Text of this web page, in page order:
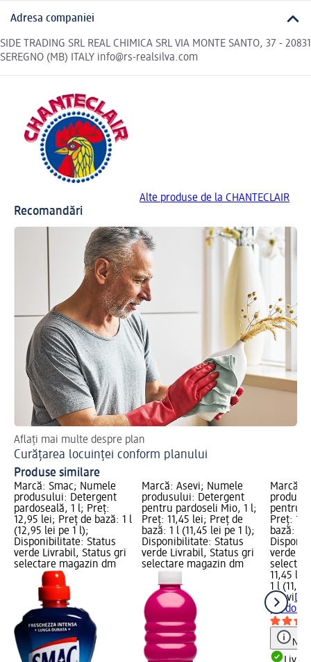
Adresa companiei
SIDE TRADING SRL REAL CHIMICA SRL VIA MONTE SANTO, 37 - 20831
SEREGNO (MB) ITALY info@rs-realsilva.com
Alte produse de la CHANTECLAIR
Recomandări
Aflați mai multe despre plan
Curățarea locuinței conform planului
Produse similare
Marcă: Smac; Numele
produsului: Detergent
pardoseală, 1 l; Preț:
12,95 lei; Preț de bază: 1 l
(12,95 lei pe 1 l);
Disponibilitate: Status
verde Livrabil, Status gri
selectare magazin dm
Marcă: Asevi; Numele
produsului: Detergent
pentru pardoseli Mio, 1 l;
Preț: 11,45 lei; Preț de
bază: 1 l (11,45 lei pe 1 l);
Disponibilitate: Status
verde Livrabil, Status gri
selectare magazin dm
Marcă:
pentru
Preț:
bază: 1 l
verde
11,45 lei
1 l
Asevi
Notă